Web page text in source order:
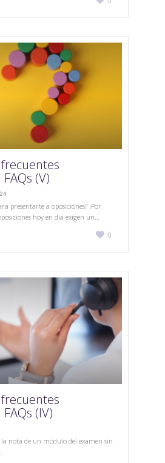
(V)
presentarte a oposiciones? ¡Por
hoy en día exigen un…
Love
0
(IV)
la nota de un módulo del examen sin